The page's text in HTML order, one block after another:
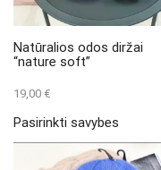
the
product
page
Natūralios odos diržai
“nature soft”
19,00 €
Pasirinkti savybes
has
multiple